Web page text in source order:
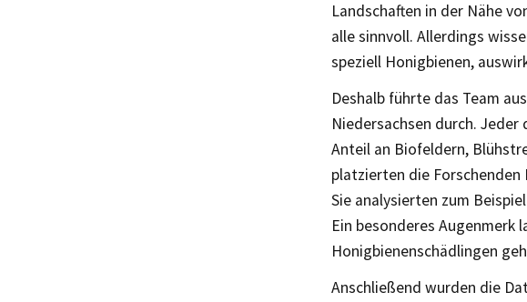
Landschaften in der Nähe
alle sinnvoll. Allerdings
speziell Honigbienen,
Deshalb führte das Team
Niedersachsen durch.
Anteil an Biofeldern,
platzierten die
Sie analysierten zum
Ein besonderes Augenmerk
Honigbienenschädlingen
Anschließend wurden die